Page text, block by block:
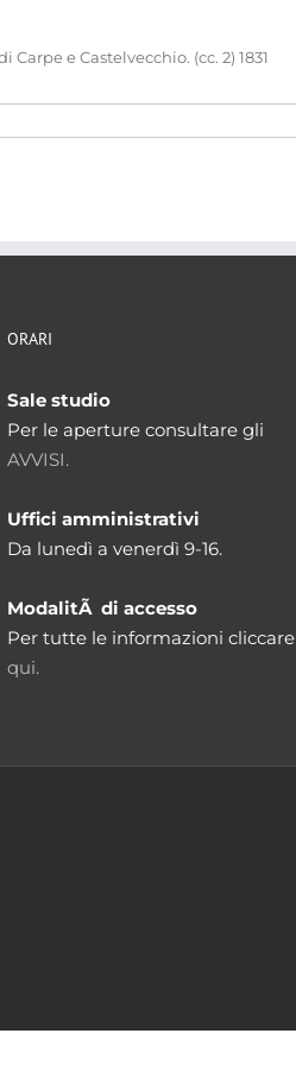
Carpe e Castelvecchio. (cc. 2) 1831
ORARI
Sale studio
Per le aperture consultare gli
AVVISI.
Uffici amministrativi
Da lunedì a venerdì 9-16.
ModalitÃ di accesso
Per tutte le informazioni cliccare
qui.